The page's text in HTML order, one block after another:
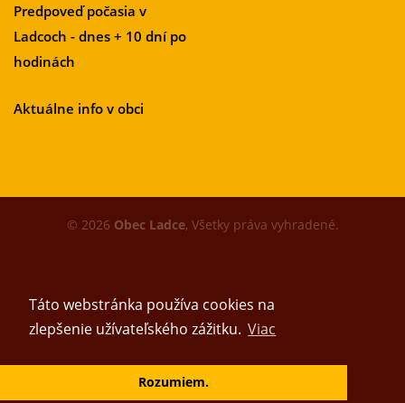
Táto webstránka používa cookies na
zlepšenie užívateľského zážitku. Viac
Rozumiem.
Predpoveď počasia v
Ladcoch - dnes + 10 dní po
hodinách
Aktuálne info v obci
© 2026 Obec Ladce, Všetky práva vyhradené.
Vytvoril tím